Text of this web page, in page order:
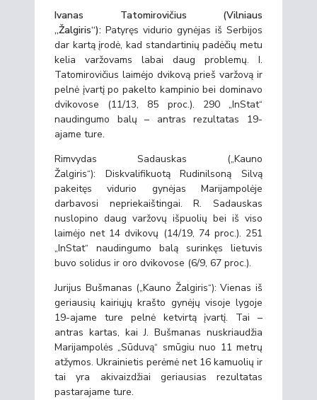
Ivanas Tatomirovičius (Vilniaus
„Žalgiris“): Patyręs vidurio gynėjas iš Serbijos
dar kartą įrodė, kad standartinių padėčių metu
kelia varžovams labai daug problemų. I.
Tatomirovičius laimėjo dvikovą prieš varžovą ir
pelnė įvartį po pakelto kampinio bei dominavo
dvikovose (11/13, 85 proc.). 290 „InStat“
naudingumo balų – antras rezultatas 19-
ajame ture.
Rimvydas Sadauskas („Kauno
Žalgiris“): Diskvalifikuotą Rudinilsoną Silvą
pakeitęs vidurio gynėjas Marijampolėje
darbavosi nepriekaištingai. R. Sadauskas
nuslopino daug varžovų išpuolių bei iš viso
laimėjo net 14 dvikovų (14/19, 74 proc.). 251
„InStat“ naudingumo balą surinkęs lietuvis
buvo solidus ir oro dvikovose (6/9, 67 proc.).
Jurijus Bušmanas („Kauno Žalgiris“): Vienas iš
geriausių kairiųjų krašto gynėjų visoje lygoje
19-ajame ture pelnė ketvirtą įvartį. Tai –
antras kartas, kai J. Bušmanas nuskriaudžia
Marijampolės „Sūduvą“ smūgiu nuo 11 metrų
atžymos. Ukrainietis perėmė net 16 kamuolių ir
tai yra akivaizdžiai geriausias rezultatas
pastarajame ture.